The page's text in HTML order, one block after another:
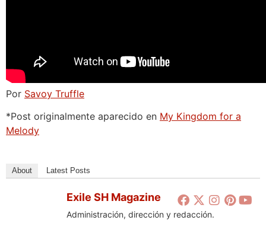
Por Savoy Truffle
*Post originalmente aparecido en My Kingdom for a
Melody
About Latest Posts
Exile SH Magazine
Administración, dirección y redacción.